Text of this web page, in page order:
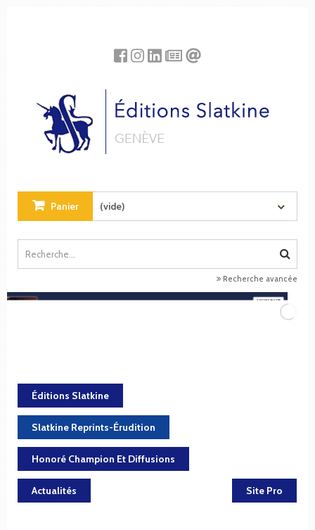
Panier (vide)
Recherche avancée
Éditions Slatkine
Slatkine Reprints-Érudition
Honoré Champion Et Diffusions
Actualités Site Pro